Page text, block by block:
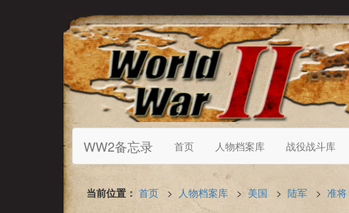
WW2备忘录 首页 人物档案库 战役战斗库
当前位置： 首页 > 人物档案库 > 美国 > 陆军 > 准将